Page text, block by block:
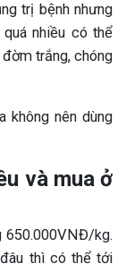
trị bệnh nhưng
nhiều có thể
trắng, chóng
không nên dùng
và mua ở
650.000VNĐ/kg.
thì có thể tới